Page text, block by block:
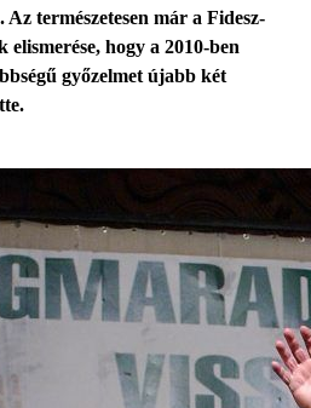
Az természetesen már a Fidesz-
hogy a 2010-ben
győzelmet újabb két